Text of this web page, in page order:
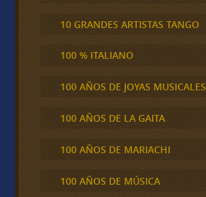
10 GRANDES ARTISTAS TANGO
100 % ITALIANO
100 AÑOS DE JOYAS MUSICALES
100 AÑOS DE LA GAITA
100 AÑOS DE MARIACHI
100 AÑOS DE MÚSICA